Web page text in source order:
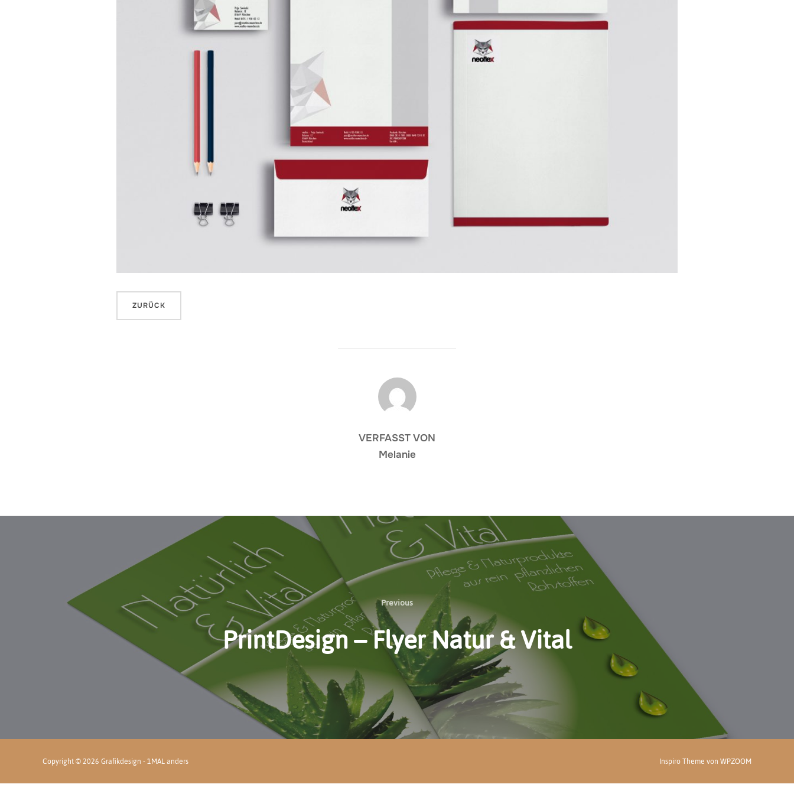
BEITRAGSAUTOR
VERFASST VON
Melanie
Previous
Previous
PrintDesign – Flyer Natur & Vital
Copyright © 2026 Grafikdesign - 1MAL anders Inspiro ThemevonWPZOOM